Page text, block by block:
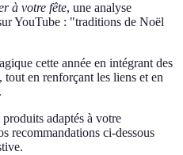
à votre fête, une analyse
YouTube : "traditions de Noël
cette année en intégrant des
en renforçant les liens et en
adaptés à votre
recommandations ci-dessous